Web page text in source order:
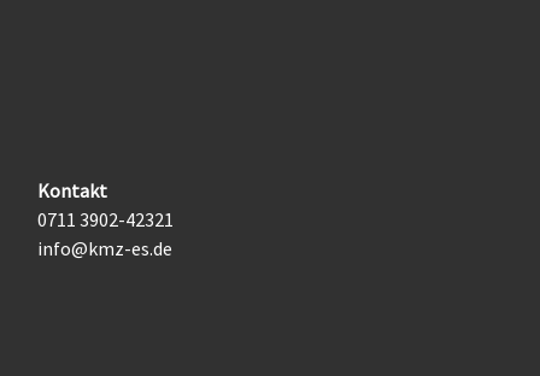
Kontakt
0711 3902-42321
info@kmz-es.de